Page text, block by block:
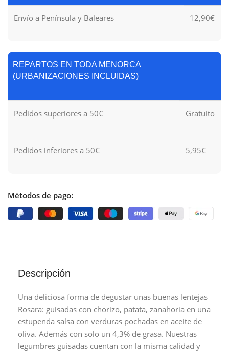
Envío a Península y Baleares 12,90€
REPARTOS EN TODA MENORCA
(URBANIZACIONES INCLUIDAS)
Pedidos superiores a 50€ Gratuito
Pedidos inferiores a 50€ 5,95€
Métodos de pago:
Descripción
Una deliciosa forma de degustar unas buenas lentejas
Rosara: guisadas con chorizo, patata, zanahoria en una
estupenda salsa con verduras pochadas en aceite de
oliva. Además con solo un 4,3% de grasa. Nuestras
legumbres guisadas cuentan con la misma calidad y